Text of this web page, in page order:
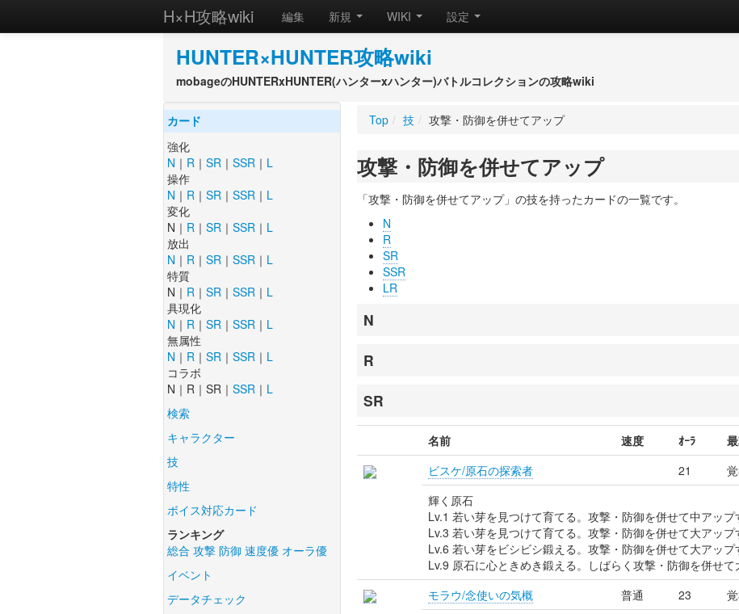
H×H攻略wiki 編集 新規 WIKI 設定
HUNTER×HUNTER攻略wiki
mobageのHUNTERxHUNTER(ハンターxハンター)バトルコレクションの攻略wiki
カード
強化
N ｜ R ｜ SR ｜ SSR ｜ L
操作
N ｜ R ｜ SR ｜ SSR ｜ L
変化
N｜ R ｜ SR ｜ SSR ｜ L
放出
N ｜ R ｜ SR ｜ SSR ｜ L
特質
N｜ R ｜ SR ｜ SSR ｜ L
具現化
N ｜ R ｜ SR ｜ SSR ｜ L
無属性
N ｜ R ｜ SR ｜ SSR ｜ L
コラボ
N｜R｜SR｜ SSR ｜ L
検索
キャラクター
技
特性
ボイス対応カード
ランキング
総合 攻撃 防御 速度優 オーラ優
イベント
データチェック
Top / 技 / 攻撃・防御を併せてアップ
攻撃・防御を併せてアップ
「攻撃・防御を併せてアップ」の技を持ったカードの一覧です。
N
R
SR
SSR
LR
N
R
SR
名前 速度 ｵｰﾗ
ビスケ/原石の探索者
21
輝く原石
Lv.1 若い芽を見つけて育てる。攻撃・防御を併せて中アップ
Lv.3 若い芽を見つけて育てる。攻撃・防御を併せて大アップ
Lv.6 若い芽をビシビシ鍛える。攻撃・防御を併せて大アップ
Lv.9 原石に心ときめき鍛える。しばらく攻撃・防御を併せて
モラウ/念使いの気概
普通 23